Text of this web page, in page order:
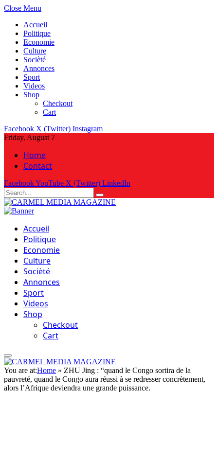
Close Menu
Accueil
Politique
Economie
Culture
Socièté
Annonces
Sport
Videos
Shop
Checkout
Cart
Facebook X (Twitter) Instagram
Friday, August 7
Home
Contact
FacebookYouTube X (Twitter) LinkedIn
Accueil
Politique
Economie
Culture
Socièté
Annonces
Sport
Videos
Shop
Checkout
Cart
You are at:Home » ZHU Jing : “quand le Congo sortira de la
pauvreté, quand le Congo aura réussi à se redresser concrètement,
alors l’Afrique deviendra une grande puissance.